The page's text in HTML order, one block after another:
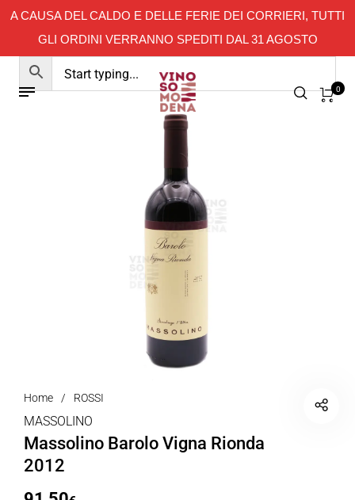
A CAUSA DEL CALDO E DELLE FERIE DEI CORRIERI, TUTTI
GLI ORDINI VERRANNO SPEDITI DAL 31 AGOSTO
0
Home / ROSSI
MASSOLINO
Massolino Barolo Vigna Rionda
2012